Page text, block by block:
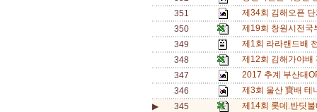
351
제34회 김해오픈
350
제19회 창원시전
349
제1회 라라랜드배
348
제12회 김해가야
347
2017 추계 부산대
346
제3회 울산 寶배
▶
345
제14회 롯데.반딧